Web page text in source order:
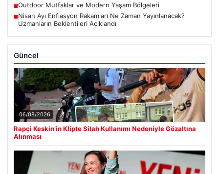
■Outdoor Mutfaklar ve Modern Yaşam Bölgeleri
■Nisan Ayı Enflasyon Rakamları Ne Zaman Yayınlanacak?
Uzmanların Beklentileri Açıklandı
Güncel
06/08/2026
Rapçi Keskin’in Klipte Silah Kullanımı Nedeniyle Gözaltına
Alınması